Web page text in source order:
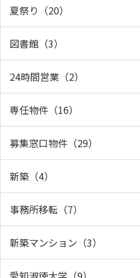
夏祭り（20）
図書館（3）
24時間営業（2）
専任物件（16）
募集窓口物件（29）
新築（4）
事務所移転（7）
新築マンション（3）